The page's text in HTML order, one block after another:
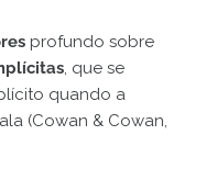
profundo sobre
, que se
quando a
(Cowan & Cowan,